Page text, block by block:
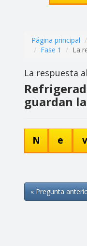
Página principal
Fase 1
La
La respuesta
guardan
N e v
« Pregunta